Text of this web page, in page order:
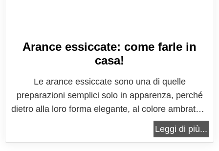
Arance essiccate: come farle in
casa!
Le arance essiccate sono una di quelle
preparazioni semplici solo in apparenza, perché
dietro alla loro forma elegante, al colore ambrato e
al profumo intenso di agrume si nasconde una
tradizione antica fatta di conservazione, ingegno e
Leggi di più...